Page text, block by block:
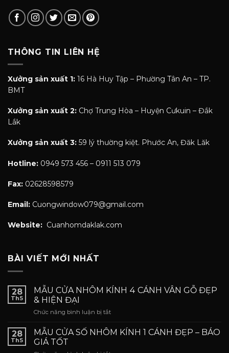
THÔNG TIN LIÊN HỆ
Xưởng sản xuất 1: 16 Hà Huy Tập – Phường Tân An – TP.
BMT
Xưởng sản xuất 2: Chợ Trung Hòa – Huyện Cưkuin – Đắk
Lắk
Xưởng sản xuất 3: 59 lý thường kiệt. Phước An, Đăk Lăk
Hotline: 0949 573 456 – 0911 513 079
Fax: 02628598579
Email: Cuongwindow079@gmail.com
Website: Cuanhomdaklak.com
BÀI VIẾT MỚI NHẤT
28
Th5
MẪU CỬA NHÔM KÍNH 4 CÁNH VÂN GỖ ĐẸP
& HIỆN ĐẠI
Chức năng bình luận bị tắtở
CỬA
28
Th5
MẪU CỬA SỐ NHÔM KÍNH 1 CÁNH ĐẸP – BÁO
GIÁ TỐT